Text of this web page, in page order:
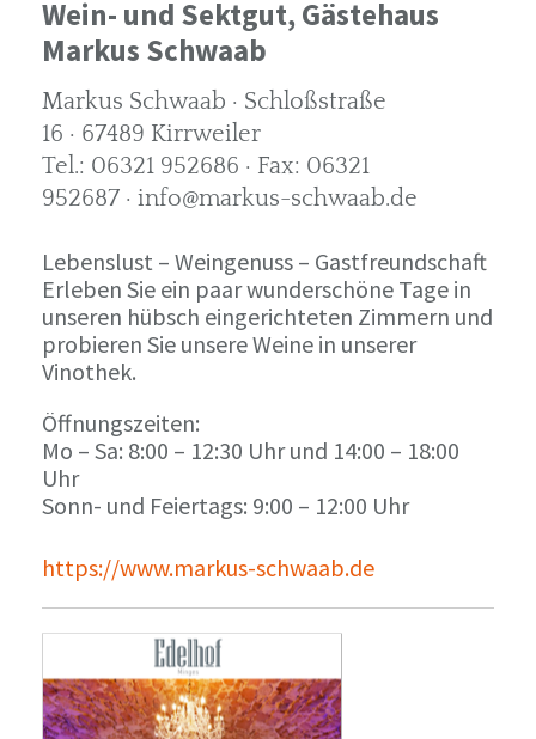
Wein- und Sektgut, Gästehaus
Markus Schwaab
Markus Schwaab · Schloßstraße
16 · 67489 Kirrweiler
Tel.: 06321 952686 · Fax: 06321
952687 · info@markus-schwaab.de
Lebenslust – Weingenuss – Gastfreundschaft
Erleben Sie ein paar wunderschöne Tage in
unseren hübsch eingerichteten Zimmern und
probieren Sie unsere Weine in unserer
Vinothek.
Öffnungszeiten:
Mo – Sa: 8:00 – 12:30 Uhr und 14:00 – 18:00
Uhr
Sonn- und Feiertags: 9:00 – 12:00 Uhr
https://www.markus-schwaab.de